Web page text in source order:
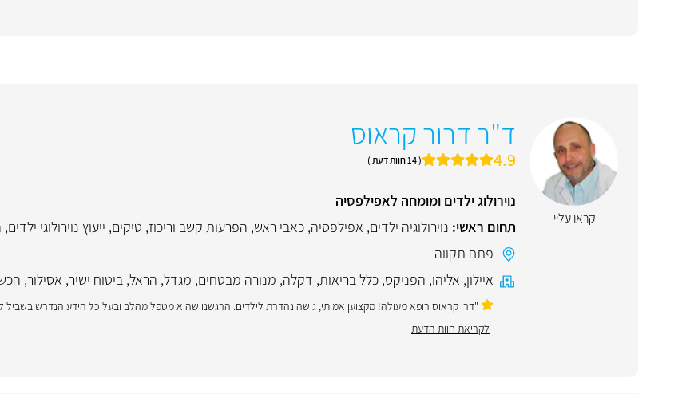
קראו עליי
ד"ר דרור קראוס
4.9 ( 14 חוות דעת )
נוירולוג ילדים ומומחה לאפילפסיה
תחום ראשי: נוירולוגיה ילדים, אפילפסיה, כאבי ראש, הפרעות קשב וריכוז, טיקים, ייעוץ נוירולוגי ילדים,
פתח תקווה
איילון, אליהו, הפניקס, כלל בריאות, דקלה, מנורה מבטחים, מגדל, הראל, ביטוח ישיר, אסילור,
"דר' קראוס רופא מעולה! מקצוען אמיתי, גישה נהדרת לילדים. הרגשנו שהוא מטפל מהלב ובעל כל הידע הנדרש בשביל
לקריאת חוות הדעת